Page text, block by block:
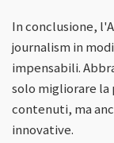
In conclusione,
journalism in
impensabili.
solo migliorare
contenuti, ma
innovative.